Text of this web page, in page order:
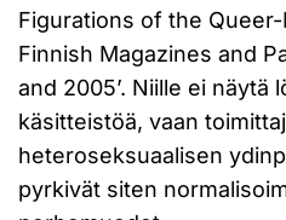
Figurations of the
Finnish Magazines and
and 2005’. Niille ei näytä
käsitteistöä, vaan
heteroseksuaalisen
pyrkivät siten